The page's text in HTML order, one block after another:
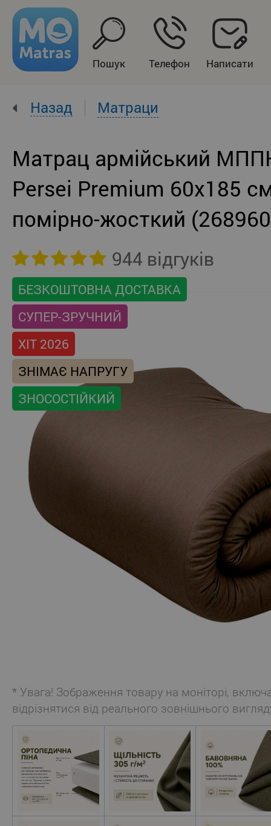
Пошук Телефон Написати
Назад Матраци
Матрац армійський
Persei Premium 60x185
помірно-жосткий
944 відгуків
БЕЗКОШТОВНА ДОСТАВКА
СУПЕР-ЗРУЧНИЙ
ХІТ 2026
ЗНІМАЄ НАПРУГУ
ЗНОСОСТІЙКИЙ
* Увага! Зображення товару на моніторі,
відрізнятися від реального зовнішнього